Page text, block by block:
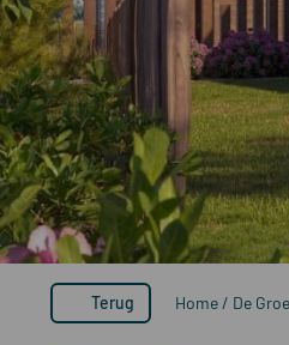
Terug Home / De